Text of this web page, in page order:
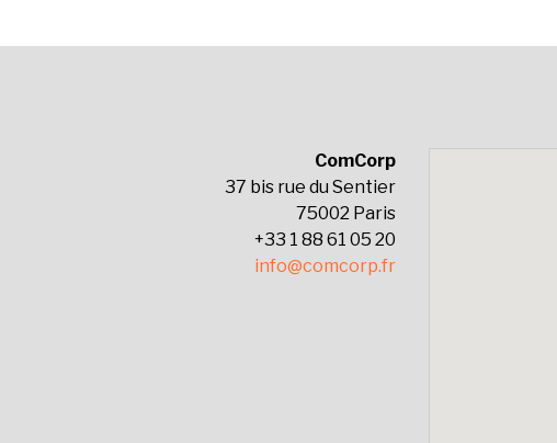
ComCorp
37 bis rue du Sentier
75002 Paris
+33 1 88 61 05 20
info@comcorp.fr